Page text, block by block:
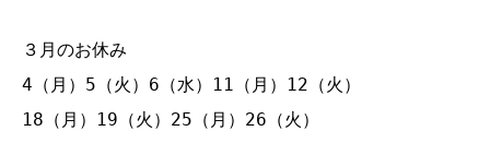
３月のお休み
4（月）5（火）6（水）11（月）12（火）
18（月）19（火）25（月）26（火）